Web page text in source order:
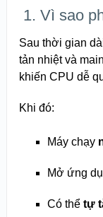
1. Vì sao
Sau thời gian
tản nhiệt và
khiến CPU dễ
Khi đó:
Máy chạy
Mở ứng
Có thể tự